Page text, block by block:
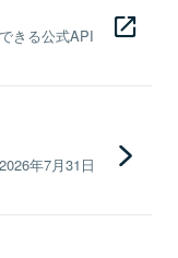
きる公式API
年7月31日